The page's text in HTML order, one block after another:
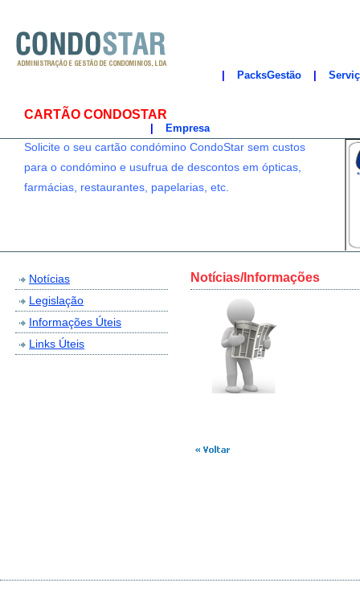
condostar
PacksGestão
Empresa
CARTÃO CONDOSTAR
Solicite o seu cartão condómino CondoStar sem custos
para o condómino e usufrua de descontos em ópticas,
farmácias, restaurantes, papelarias, etc.
Notícias
Legislação
Informações Úteis
Links Úteis
Notícias/Informações